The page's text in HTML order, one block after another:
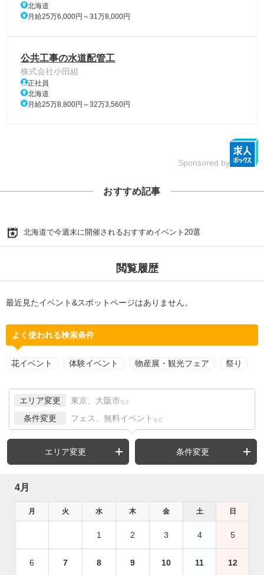
北海道
月給25万6,000円～31万8,000円
公共工事の水道配管工
株式会社小田組
正社員
北海道
月給25万8,800円～32万3,560円
Sponsored by
おすすめ記事
北海道で今週末に開催されるおすすめイベント20選
閲覧履歴
最近見たイベント&スポットページはありません。
よく使われる検索条件
花イベント 体験イベント 物産展・観光フェア 祭り
エリア変更 東京、大阪市 など
条件変更 フェス、無料イベント など
エリア変更 条件変更
4月
月 火 水 木 金 土 日
1 2 3 4 5
6 7 8 9 10 11 12